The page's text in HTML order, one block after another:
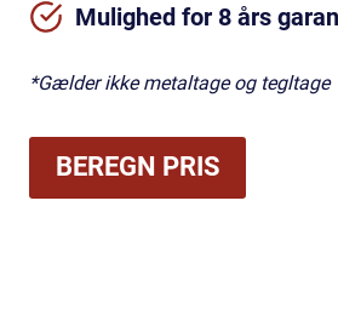
Mulighed for 8 års
*Gælder ikke metaltage og tegltage
BEREGN PRIS